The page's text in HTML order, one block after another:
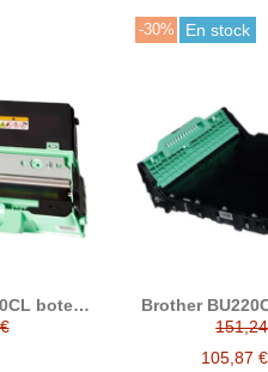
bote
-30% En stock
Brother
de arrastre/
transferencia
105,87 €